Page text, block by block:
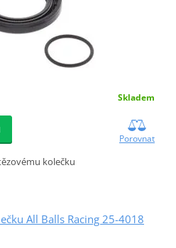
Skladem
Porovnat
kolečku
All Balls Racing 25-4018